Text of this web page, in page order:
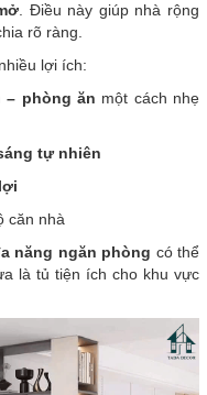
. Điều này giúp nhà rộng
rõ ràng.
lợi ích:
– phòng ăn một cách nhẹ
tự nhiên
căn nhà
năng ngăn phòng có thể
là tủ tiện ích cho khu vực